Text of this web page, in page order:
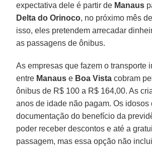
expectativa dele é partir de Manaus
Delta do Orinoco, no próximo mês
isso, eles pretendem arrecadar
as passagens de ônibus.
As empresas que fazem o transporte
entre Manaus e Boa Vista cobram
ônibus de R$ 100 a R$ 164,00. As
anos de idade não pagam. Os idosos
documentação do benefício da
poder receber descontos e até a
passagem, mas essa opção não